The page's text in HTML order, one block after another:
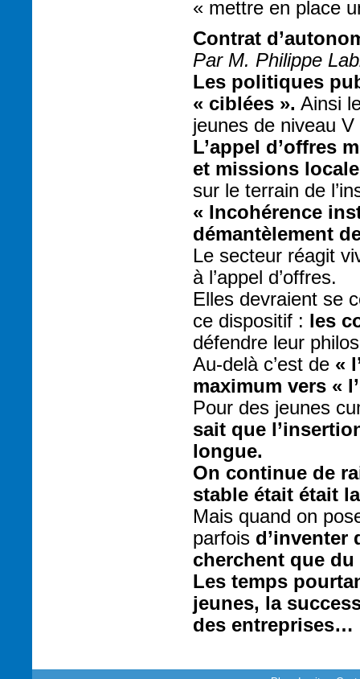
« mettre en place
Contrat
Par M. Philippe
Les politiques
« ciblées ». Ainsi
jeunes de niveau
L’appel d’offres
et missions
sur le terrain de
« Incohérence
démantèlement
Le secteur réagit
à l’appel d’offres.
Elles devraient se
ce dispositif :
les
défendre leur
Au-delà c’est de «
maximum vers «
Pour des jeunes
sait que
longue.
On continue de
stable était était
Mais quand on
parfois d’inventer
cherchent que du
Les temps
jeunes, la
des entreprises…